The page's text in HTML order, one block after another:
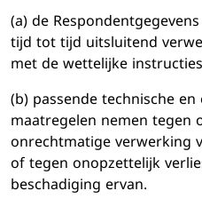
(a) de
tijd tot tijd uitsluitend
met de wettelijke
(b) passende technische
maatregelen nemen
onrechtmatige verwerking
of tegen onopzettelijk
beschadiging ervan.